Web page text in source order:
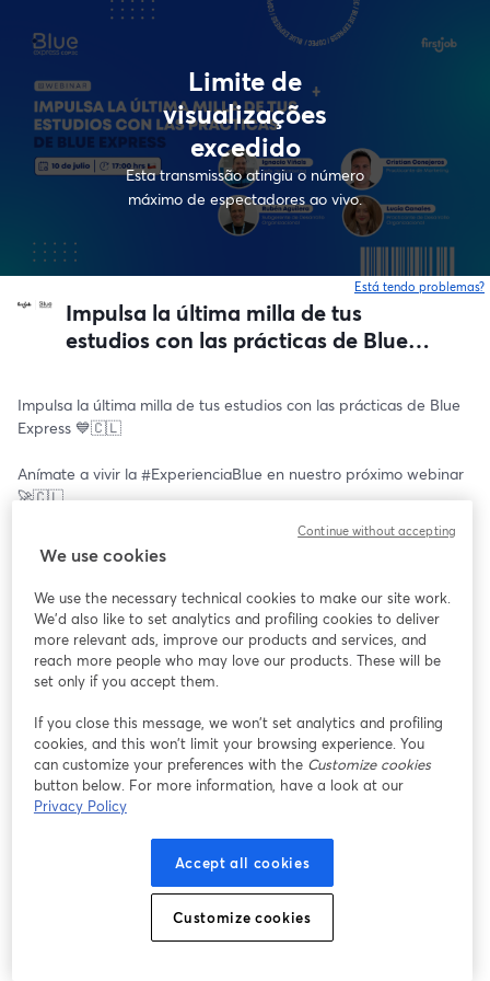
Limite de
visualizações
excedido
Esta transmissão atingiu o número
máximo de espectadores ao vivo.
Está tendo problemas?
Impulsa la última milla de tus
estudios con las prácticas de Blue
Impulsa la última milla de tus estudios con las prácticas de Blue
Express 💙🇨🇱
Anímate a vivir la #ExperienciaBlue en nuestro próximo webinar
🚀🇨🇱
según el ranking Best Internship Experiences Next 2024. 🏆
Ignacio Viñals, Cristian Conejeros, Rubén Aguilera y Lucía
Canales nos acompañarán para brindarte toda la información y
tips que necesites sobre su Programa de Prácticas Última Milla.
🕜 17:00 hrs (CL 🇨🇱)
Te esperamos ✨
We use cookies
We use the necessary technical cookies to make our site work.
We'd also like to set analytics and profiling cookies to deliver
more relevant ads, improve our products and services, and
reach more people who may love our products. These will be
set only if you accept them.
If you close this message, we won’t set analytics and profiling
cookies, and this won’t limit your browsing experience. You
can customize your preferences with the Customize cookies
button below. For more information, have a look at our
Privacy Policy
Accept all cookies
Customize cookies
Continue without accepting